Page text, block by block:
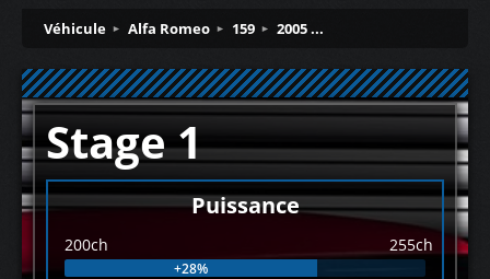
Véhicule Alfa Romeo 159 2005 ...
Stage 1
Puissance
200ch 255ch
+28%